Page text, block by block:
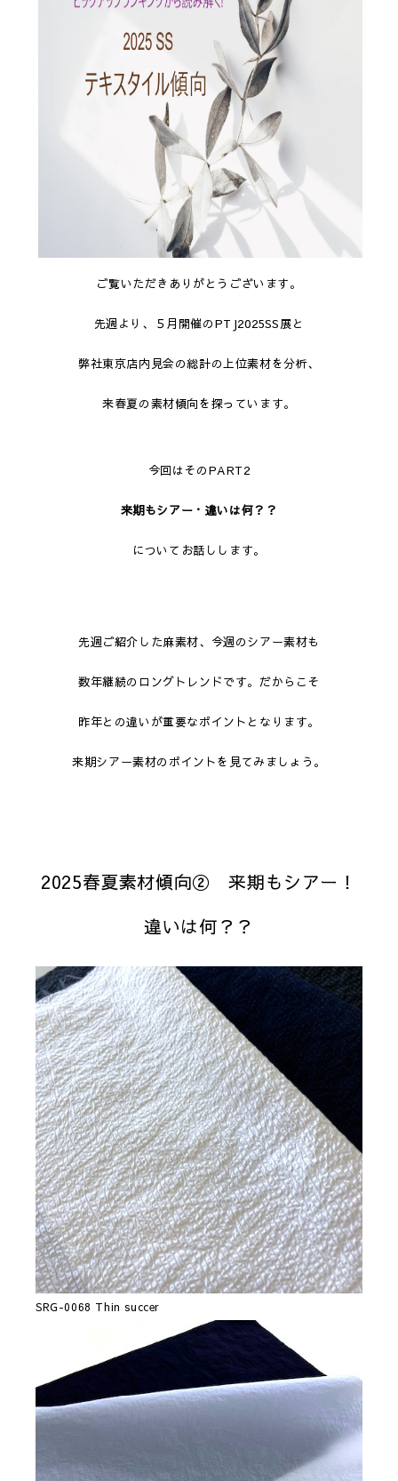
ご覧いただきありがとうございます。
先週より、５月開催のPTJ2025SS展と
弊社東京店内見会の総計の上位素材を分析、
来春夏の素材傾向を探っています。
今回はそのPART2
来期もシアー・違いは何？？
についてお話しします。
先週ご紹介した麻素材、今週のシアー素材も
数年継続のロングトレンドです。だからこそ
昨年との違いが重要なポイントとなります。
来期シアー素材のポイントを見てみましょう。
2025春夏素材傾向② 来期もシアー！
違いは何？？
SRG-0068 Thin succer